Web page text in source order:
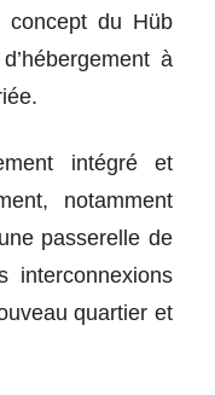
concept du Hüb
à
intégré et
notamment
passerelle de
interconnexions
quartier et